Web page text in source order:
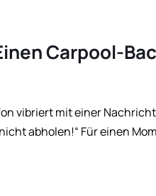
Carpool-
vibriert mit einer
abholen!“ Für einen